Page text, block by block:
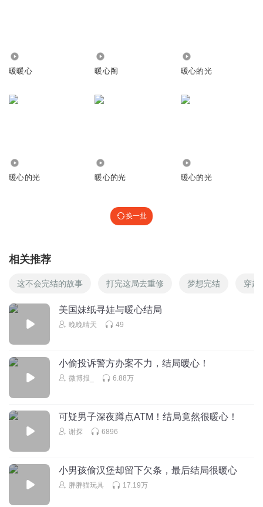
暖暖心 暖心阁 暖心的光
暖心的光 暖心的光 暖心的光
换一批
相关推荐
这不会完结的故事 打完这局去重修 梦想完结 穿越
美国妹纸寻娃与暖心结局
晚晚晴天 49
小偷投诉警方办案不力，结局暖心！
微博报_ 6.88万
可疑男子深夜蹲点ATM！结局竟然很暖心！
谢探 6896
小男孩偷汉堡却留下欠条，最后结局很暖心
胖胖猫玩具 17.19万